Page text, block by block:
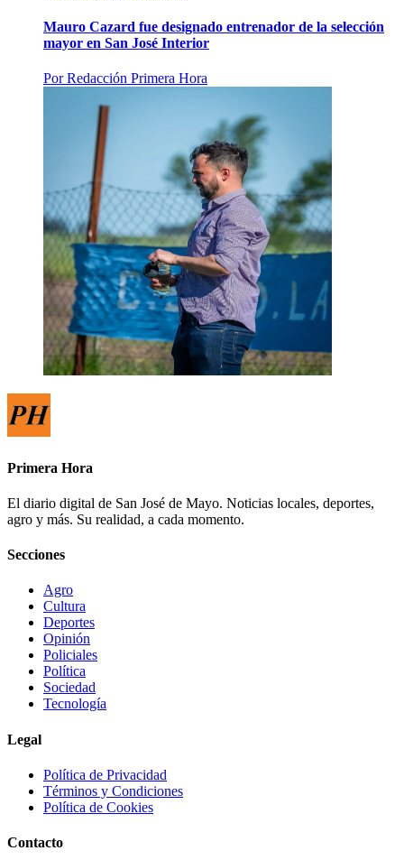
Mauro Cazard fue designado entrenador de la selección
mayor en San José Interior
PorRedacción Primera Hora
Primera Hora
El diario digital de San José de Mayo. Noticias locales, deportes,
agro y más. Su realidad, a cada momento.
Secciones
Agro
Cultura
Deportes
Opinión
Policiales
Política
Sociedad
Tecnología
Legal
Política de Privacidad
Términos y Condiciones
Política de Cookies
Contacto